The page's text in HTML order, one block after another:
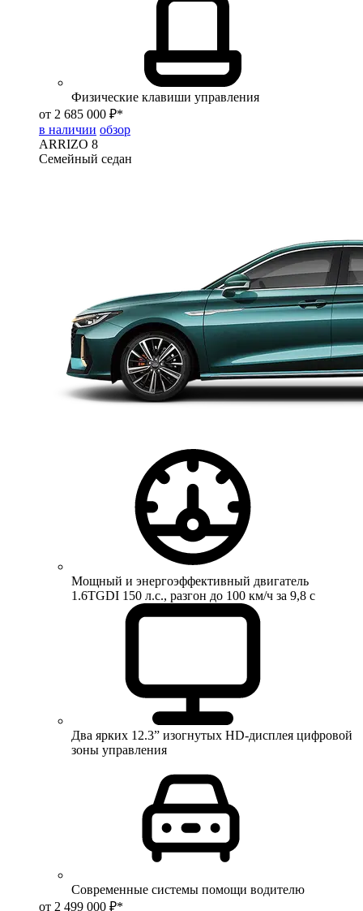
Физические клавиши управления
от 2 685 000 ₽*
в наличии обзор
ARRIZO 8
Семейный седан
Мощный и энергоэффективный двигатель
1.6TGDI 150 л.с., разгон до 100 км/ч за 9,8 с
Два ярких 12.3” изогнутых HD-дисплея цифровой
зоны управления
Современные системы помощи водителю
от 2 499 000 ₽*